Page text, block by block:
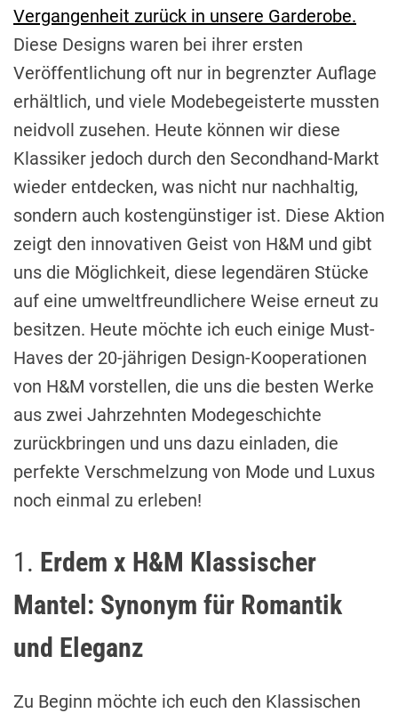
Vergangenheit zurück in unsere Garderobe.
Diese Designs waren bei ihrer ersten
Veröffentlichung oft nur in begrenzter Auflage
erhältlich, und viele Modebegeisterte mussten
neidvoll zusehen. Heute können wir diese
Klassiker jedoch durch den Secondhand-Markt
wieder entdecken, was nicht nur nachhaltig,
sondern auch kostengünstiger ist. Diese Aktion
zeigt den innovativen Geist von H&M und gibt
uns die Möglichkeit, diese legendären Stücke
auf eine umweltfreundlichere Weise erneut zu
besitzen. Heute möchte ich euch einige Must-
Haves der 20-jährigen Design-Kooperationen
von H&M vorstellen, die uns die besten Werke
aus zwei Jahrzehnten Modegeschichte
zurückbringen und uns dazu einladen, die
perfekte Verschmelzung von Mode und Luxus
noch einmal zu erleben!
1. Erdem x H&M Klassischer
Mantel: Synonym für Romantik
und Eleganz
Zu Beginn möchte ich euch den Klassischen